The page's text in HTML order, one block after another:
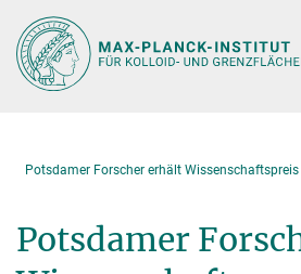
Hauptinhalt
Potsdamer Forscher erhält Wissenschaftspreis
Potsdamer